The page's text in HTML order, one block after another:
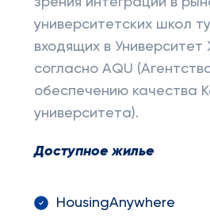
университетских школ
входящих в
согласно AQU
обеспечению качества
университета).
Доступное жилье
HousingAnywhere